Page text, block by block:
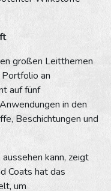
großen Leitthemen
an
auf fünf
in den
Beschichtungen und
kann, zeigt
Coats hat das
um